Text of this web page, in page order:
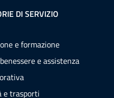
DI SERVIZIO
e formazione
e assistenza
e trasporti